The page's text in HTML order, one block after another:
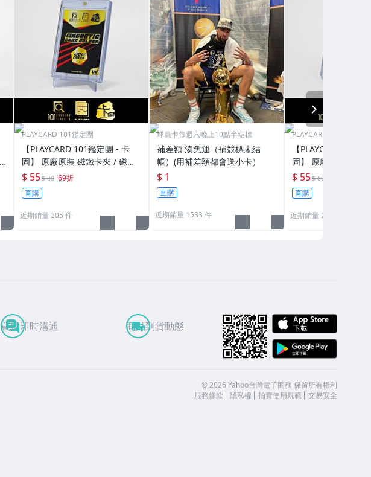
PLAYCARD 101鑑定團
【PLAYCARD 101鑑定團 - 卡
固】 原廠原裝 磁鐵卡夾 / 磁鐵
殼 尺寸：130pt / CPH130
$ 55$ 80 69折
直購
近期銷量 205 件
球員卡每週六晚上10點半結標
補差額 湊免運（補競標未結
帳）(用補差額都會送小卡）
$ 1
直購
近期銷量 1533 件
PLAYCARD 101鑑定團
【PLAYCARD 101
固】 原廠原裝 磁鐵
殼 尺寸：55pt /
$ 55$ 80
直購
近期銷量 271 件
買賣即時溝通 商品到貨動態
©2026 Yahoo台灣電子商務 保留所有權利
服務條款
隱私權 拍賣使用規範 交易安全